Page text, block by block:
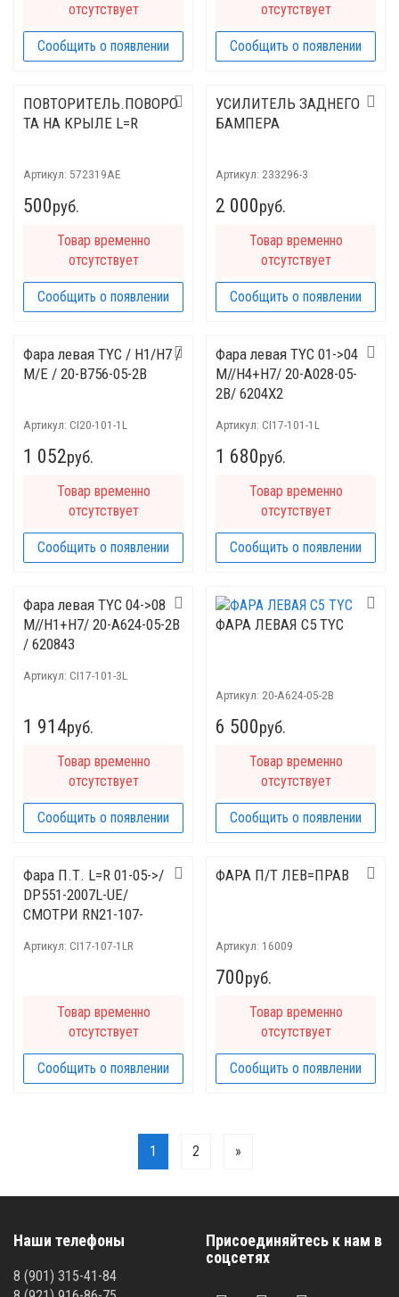
отсутствует
Сообщить о появлении
отсутствует
Сообщить о появлении
ПОВТОРИТЕЛЬ.ПОВОРО
ТА НА КРЫЛЕ L=R
Артикул: 572319AE
500руб.
Товар временно
отсутствует
Сообщить о появлении
УСИЛИТЕЛЬ ЗАДНЕГО
БАМПЕРА
Артикул: 233296-3
2 000руб.
Товар временно
отсутствует
Сообщить о появлении
Фара левая TYC / H1/H7 /
M/E / 20-B756-05-2B
Артикул: CI20-101-1L
1 052руб.
Товар временно
отсутствует
Сообщить о появлении
Фара левая TYC 01->04
M//H4+H7/ 20-A028-05-
2B/ 6204X2
Артикул: CI17-101-1L
1 680руб.
Товар временно
отсутствует
Сообщить о появлении
Фара левая TYC 04->08
M//H1+H7/ 20-A624-05-2B
/ 620843
Артикул: CI17-101-3L
1 914руб.
Товар временно
отсутствует
Сообщить о появлении
ФАРА ЛЕВАЯ С5 TYC
Артикул: 20-A624-05-2B
6 500руб.
Товар временно
отсутствует
Сообщить о появлении
Фара П.Т. L=R 01-05->/
DP551-2007L-UE/
СМОТРИ RN21-107-
Артикул: CI17-107-1LR
Товар временно
отсутствует
Сообщить о появлении
ФАРА П/Т ЛЕВ=ПРАВ
Артикул: 16009
700руб.
Товар временно
отсутствует
Сообщить о появлении
1 2 »
Наши телефоны
8 (901) 315-41-84
Присоединяйтесь к нам в
соцсетях